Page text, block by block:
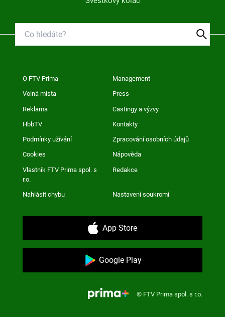
O FTV Prima Management
Volná místa Press
Reklama Castingy a výzvy
HbbTV Kontakty
Podmínky užívání Zpracování osobních údajů
Cookies Nápověda
Vlastník FTV Prima spol. s
r.o.
Redakce
Nahlásit chybu Nastavení soukromí
App Store
Google Play
© FTV Prima spol. s r.o.